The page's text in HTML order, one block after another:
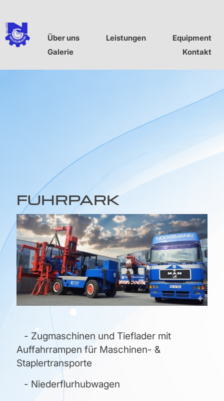
Über uns Leistungen
Equipment
Galerie
Kontakt
FUHRPARK
- Zugmaschinen und Tieflader mit
Auffahrrampen für Maschinen- &
Staplertransporte
- Niederflurhubwagen